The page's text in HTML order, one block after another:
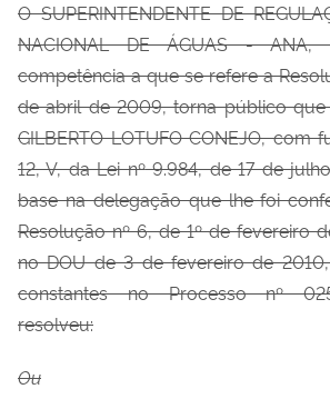
O SUPERINTENDENTE DE
NACIONAL DE ÁGUAS -
competência a que se refere a
de abril de 2009, torna público que
GILBERTO LOTUFO CONEJO, com
12, V, da Lei nº9.984, de 17 de
base na delegação que lhe foi
Resolução nº 6, de 1ºde fevereiro
no DOU de 3 de fevereiro de
constantes no Processo nº
resolveu:
Ou